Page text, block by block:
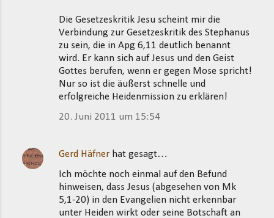
Die Gesetzeskritik Jesu scheint mir die
Verbindung zur Gesetzeskritik des Stephanus
zu sein, die in Apg 6,11 deutlich benannt
wird. Er kann sich auf Jesus und den Geist
Gottes berufen, wenn er gegen Mose spricht!
Nur so ist die äußerst schnelle und
erfolgreiche Heidenmission zu erklären!
20. Juni 2011 um 15:54
Gerd Häfner hat gesagt…
Ich möchte noch einmal auf den Befund
hinweisen, dass Jesus (abgesehen von Mk
5,1-20) in den Evangelien nicht erkennbar
unter Heiden wirkt oder seine Botschaft an